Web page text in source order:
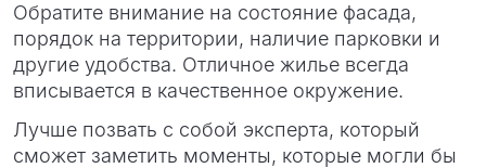
Обратите внимание на состояние фасада,
порядок на территории, наличие парковки и
другие удобства. Отличное жилье всегда
вписывается в качественное окружение.
Лучше позвать с собой эксперта, который
сможет заметить моменты, которые могли бы